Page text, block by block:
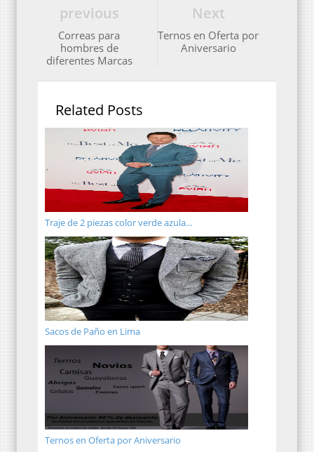
Next
Ternos en Oferta por
Aniversario
previous
Correas para
hombres de
diferentes Marcas
Related Posts
Traje de 2 piezas color verde azula...
Sacos de Paño en Lima
Ternos en Oferta por Aniversario